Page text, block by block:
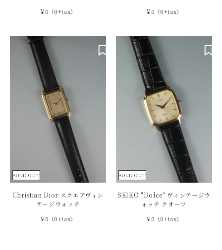
￥0（0+tax） ￥0（0+tax）
SOLD OUT
Christian Dior スクエアヴィン
テージウォッチ
￥0（0+tax）
SOLD OUT
SEIKO "Dolce" ヴィンテージウ
ォッチ クオーツ
￥0（0+tax）